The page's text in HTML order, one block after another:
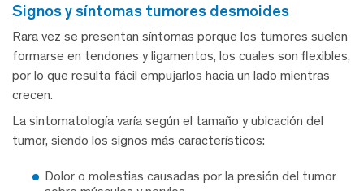
signos y síntomas tumores desmoides
Rara vez se presentan síntomas porque los tumores suelen
formarse en tendones y ligamentos, los cuales son flexibles,
por lo que resulta fácil empujarlos hacia un lado mientras
crecen.
La sintomatología varía según el tamaño y ubicación del
tumor, siendo los signos más característicos:
Dolor o molestias causadas por la presión del tumor